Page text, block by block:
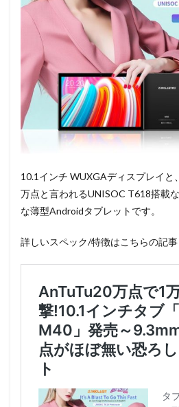
10.1インチ WUXGAディスプレイと
万点と言われるUNISOC T618搭載
な薄型Androidタブレットです。
詳しいスペック/特徴はこちらの記事